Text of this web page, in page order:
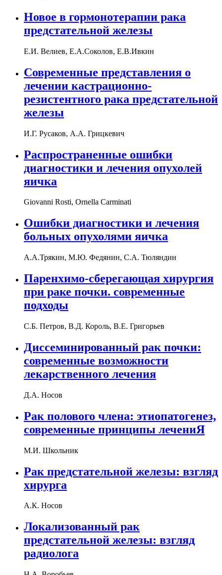
Новое в гормонотерапии рака
предстательной железы
Е.И. Велиев, Е.А.Соколов, Е.В.Ивкин
Современные представления о
лечении кастрационно-
резистентного рака предстательной
железы
И.Г. Русаков, А.А. Грицкевич
Распространенные ошибки
диагностики и лечения опухолей
яичка
Giovanni Rosti, Ornella Carminati
Ошибки диагностики и лечения
больных опухолями яичка
А.А.Трякин, М.Ю. Федянин, С.А. Тюляндин
Паренхимо-сберегающая хирургия
при раке почки. современные
подходы
С.Б. Петров, В.Д. Король, В.Е. Григорьев
Диссеминированный рак почки:
современные возможности
лекарственного лечения
Д.А. Носов
Рак полового члена: этиопатогенез,
современные принципы лечениЯ
М.И. Школьник
Рак предстательной железы: взгляд
хирурга
А.К. Носов
Локализованный рак
предстательной железы: взгляд
радиолога